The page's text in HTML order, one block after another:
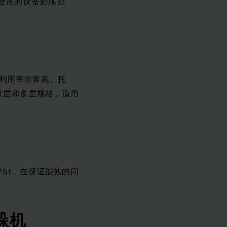
用率非常高。托
和多层规格，适用
，在保证能效的同
机